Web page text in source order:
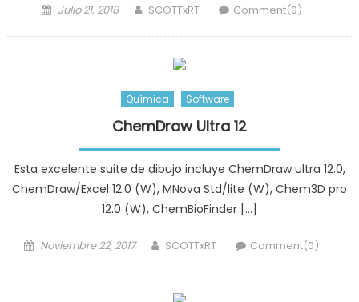
Posted
Julio 21, 2018 Author
SCOTTxRT Comment(0)
Química Software
ChemDraw Ultra 12
Esta excelente suite de dibujo incluye ChemDraw ultra 12.0,
ChemDraw/Excel 12.0 (W), MNova Std/lite (W), Chem3D pro
12.0 (W), ChemBioFinder […]
Posted
Noviembre 22, 2017 Author
SCOTTxRT Comment(0)